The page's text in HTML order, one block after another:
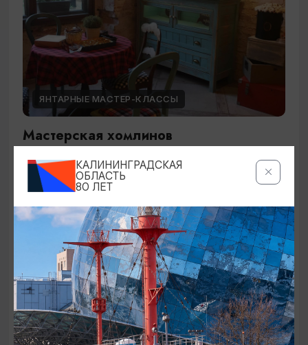
ЯНТАРНЫЕ МАСТЕР-КЛАССЫ
Мастерская хомлинов
Калининград, Гвардейский пр-т, 22 (бастион
«Астрономический»)
КАЛИНИНГРАДСКАЯ
ОБЛАСТЬ
80 ЛЕТ